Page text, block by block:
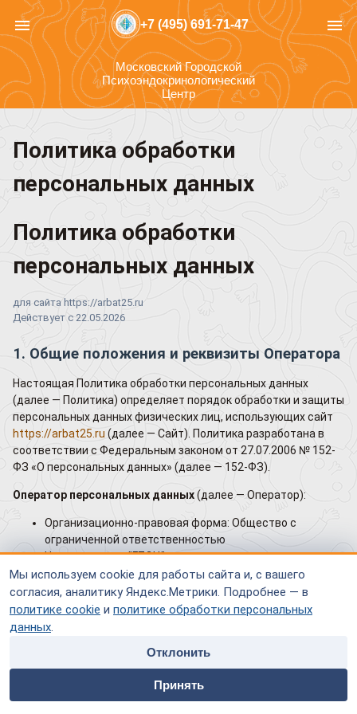
Мы используем cookie для работы сайта и, с вашего
согласия, аналитику Яндекс.Метрики. Подробнее — в
политике cookie и политике обработки персональных
данных.
Отклонить
Принять
home people
Специалисты
payment contacts
menu +7 (495) 691-71-47 menu
Московский Городской
Психоэндокринологический
Центр
Политика обработки
персональных данных
Политика обработки
персональных данных
для сайта https://arbat25.ru
Действует с 22.05.2026
1. Общие положения и реквизиты Оператора
Настоящая Политика обработки персональных данных
(далее — Политика) определяет порядок обработки и защиты
персональных данных физических лиц, использующих сайт
https://arbat25.ru (далее — Сайт). Политика разработана в
соответствии с Федеральным законом от 27.07.2006 № 152-
ФЗ «О персональных данных» (далее — 152-ФЗ).
Оператор персональных данных(далее — Оператор):
Организационно-правовая форма: Общество с
ограниченной ответственностью
Наименование: "ГПЭЦ"
ИНН: 7714338084
ОГРН: 1157746389404
Адрес: г Москва, ул Арбат, д 25/36, помещ IV, ком 1/6
Адрес электронной почты для обращений по вопросам
Контактный телефон: +7 (495) 691-71-47
2. Цели обработки персональных данных